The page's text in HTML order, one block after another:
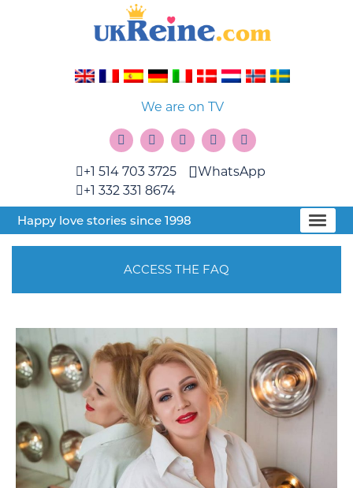
We are on TV
+1 514 703 3725
+1 332 331 8674
WhatsApp
Happy love stories since 1998
ACCESS THE FAQ